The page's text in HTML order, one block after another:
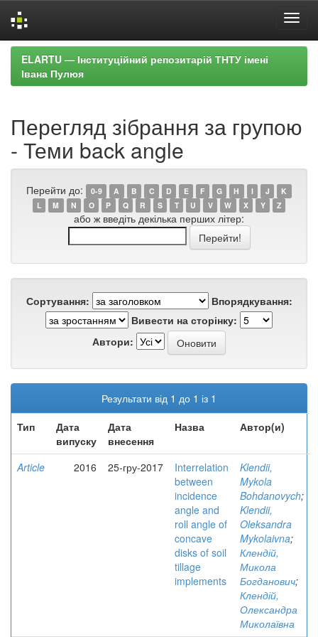
Skip
navigation
ELARTU — Інституційний репозитарій ТНТУ імені
Івана Пулюя
Перегляд зібрання за групою
- Теми back angle
Перейти до: 0-9 A B C D E F G H I J
K
L
M N O P Q R S T U V W X Y Z
або ж введіть декілька перших літер:
Сортування:
Впорядкування:
Вивести на сторінку:
Автори:
Результати від 1 до 1 із 1
Тип
Дата
випуску
Дата
внесення
Назва Автор(и)
Article 2016 25-гру-2017
Interrelation
between
incidence
angle and
roll angle of
concave
disks of soil
tillage
implements
Klendii,
Mykola
Bohdanovych;
Klendii,
Oleksandra
Mykolaivna;
Клендій,
Микола
Богданович;
Клендій,
Олександра
Миколаївна